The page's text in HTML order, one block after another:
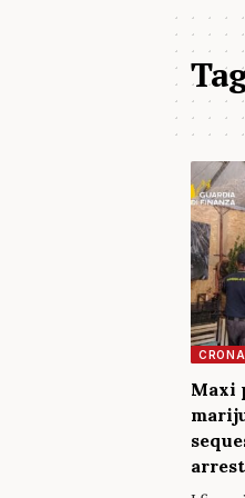
Maxi